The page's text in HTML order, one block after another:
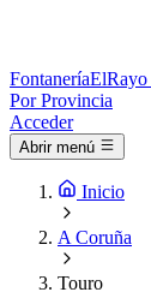
FontaneríaElRayo
Por Provincia
Acceder
Abrir menú
Inicio
A Coruña
Touro